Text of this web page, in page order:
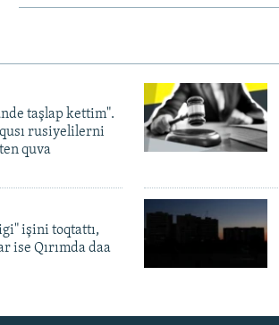
taşlap kettim".
rusiyelilerni
quva
işini toqtattı,
ise Qırımda daa